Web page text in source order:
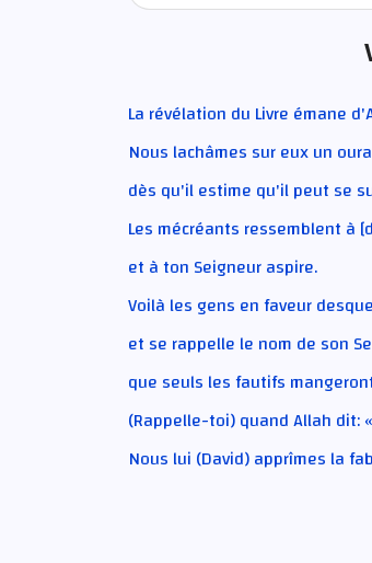
La révélation du Livre émane
Nous lachâmes sur eux un
dès qu'il estime qu'il peut se
Les mécréants ressemblent à
et à ton Seigneur aspire.
Voilà les gens en faveur
et se rappelle le nom de son
que seuls les fautifs
(Rappelle-toi) quand Allah dit:
Nous lui (David) apprîmes la